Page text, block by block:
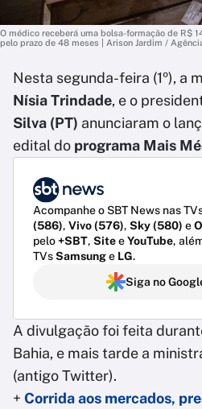
O médico receberá uma bolsa-formação de R$
pelo prazo de 48 meses | Arison Jardim /
Nesta segunda-feira (1º), a
Nísia Trindade, e o
Silva (PT) anunciaram o
edital do programa Mais
Acompanhe o SBT News nas
(586), Vivo (576), Sky (580) e
pelo+SBT, SiteeYouTube,
TVsSamsunge LG.
Siga no
A divulgação foi feita
Bahia, e mais tarde a
(antigo Twitter).
+ Corrida aos mercados,